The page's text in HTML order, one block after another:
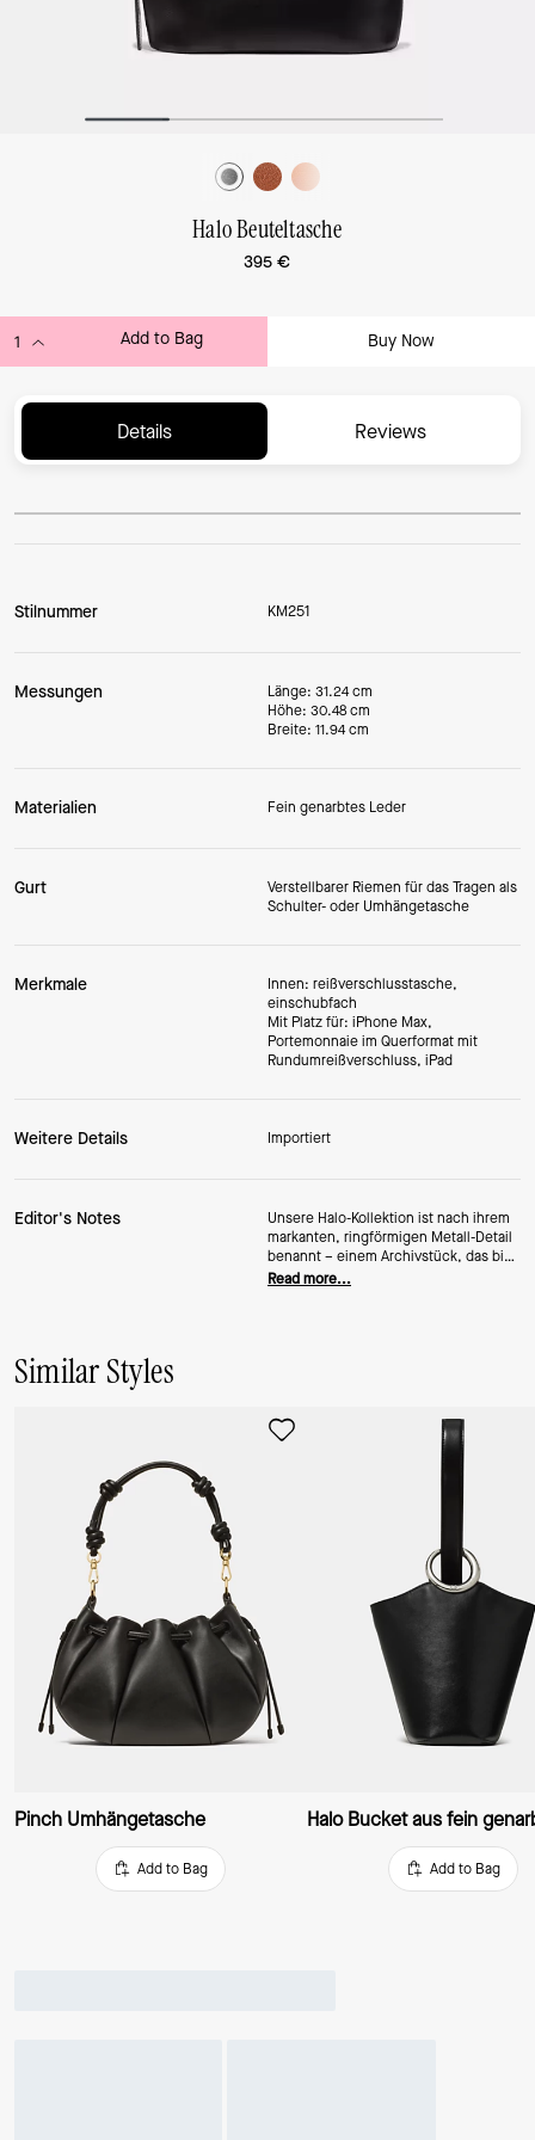
Halo Beuteltasche
395 €
Add to Bag Buy Now
Details Reviews
Stilnummer KM251
Messungen
Länge: 31.24 cm
Höhe: 30.48 cm
Breite: 11.94 cm
Materialien Fein genarbtes Leder
Gurt
Verstellbarer Riemen für das Tragen als
Schulter- oder Umhängetasche
Merkmale
Innen: reißverschlusstasche,
einschubfach
Mit Platz für: iPhone Max,
Portemonnaie im Querformat mit
Rundumreißverschluss, iPad
Weitere Details Importiert
Editor's Notes
Unsere Halo-Kollektion ist nach ihrem
markanten, ringförmigen Metall-Detail
benannt – einem Archivstück, das bis
in die Anfangszeit von Kate und Andy
Read more...
Similar Styles
Pinch Umhängetasche
Add to Bag Add to Bag